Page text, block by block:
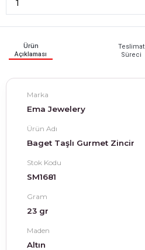
Ürün
Açıklaması
Teslimat
Süreci
Marka
Ema Jewelery
Ürün Adı
Baget Taşlı Gurmet Zincir
Stok Kodu
SM1681
Gram
23 gr
Maden
Altın